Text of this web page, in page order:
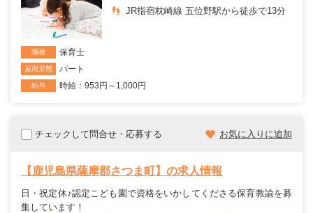
JR指宿枕崎線 五位野駅から徒歩で13分
職種 保育士
雇用形態 パート
給与 時給：953円～1,000円
チェックして問合せ・応募する お気に入りに追加
【鹿児島県薩摩郡さつま町】の求人情報
日・祝定休♪認定こども園で資格をいかしてくださる保育教諭を募
集しています！